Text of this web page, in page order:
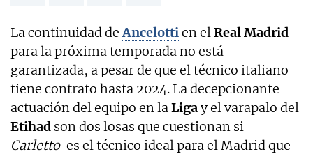
La continuidad deAncelottien elReal Madrid
para la próxima temporada no está
garantizada, a pesar de que el técnico italiano
tiene contrato hasta 2024. La decepcionante
actuación del equipo en laLigay el varapalo del
Etihad son dos losas que cuestionan si
Carletto es el técnico ideal para el Madrid que